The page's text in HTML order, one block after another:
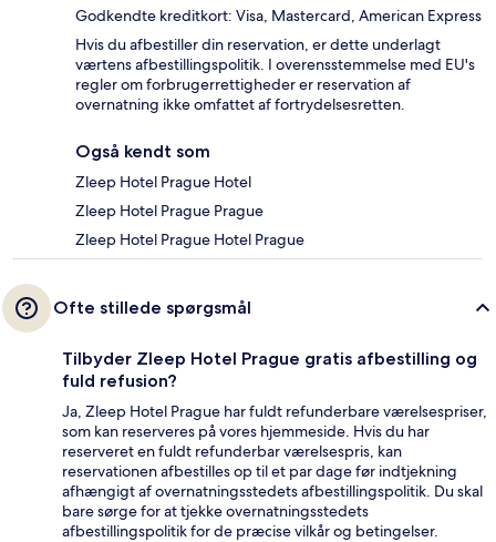
Godkendte kreditkort: Visa, Mastercard, American Express
Hvis du afbestiller din reservation, er dette underlagt
værtens afbestillingspolitik. I overensstemmelse med EU's
regler om forbrugerrettigheder er reservation af
overnatning ikke omfattet af fortrydelsesretten.
Også kendt som
Zleep Hotel Prague Hotel
Zleep Hotel Prague Prague
Zleep Hotel Prague Hotel Prague
Ofte stillede spørgsmål
Tilbyder Zleep Hotel Prague gratis afbestilling og
fuld refusion?
Ja, Zleep Hotel Prague har fuldt refunderbare værelsespriser,
som kan reserveres på vores hjemmeside. Hvis du har
reserveret en fuldt refunderbar værelsespris, kan
reservationen afbestilles op til et par dage før indtjekning
afhængigt af overnatningsstedets afbestillingspolitik. Du skal
bare sørge for at tjekke overnatningsstedets
afbestillingspolitik for de præcise vilkår og betingelser.